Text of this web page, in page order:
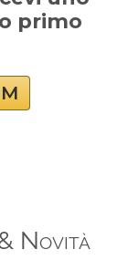
primo
Novità